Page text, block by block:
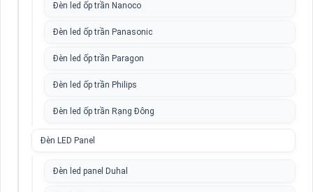
Đèn led ốp trần Nanoco
Đèn led ốp trần Panasonic
Đèn led ốp trần Paragon
Đèn led ốp trần Philips
Đèn led ốp trần Rạng Đông
Đèn LED Panel
Đèn led panel Duhal